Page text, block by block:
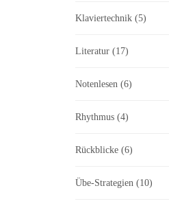
Klaviertechnik (5)
Literatur (17)
Notenlesen (6)
Rhythmus (4)
Rückblicke (6)
Übe-Strategien (10)